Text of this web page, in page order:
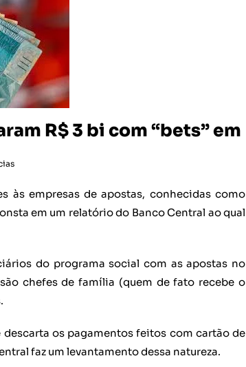
R$ 3 bi com “bets” em
às empresas de apostas, conhecidas como
em um relatório do Banco Central ao qual
do programa social com as apostas no
chefes de família (quem de fato recebe o
os pagamentos feitos com cartão de
faz um levantamento dessa natureza.